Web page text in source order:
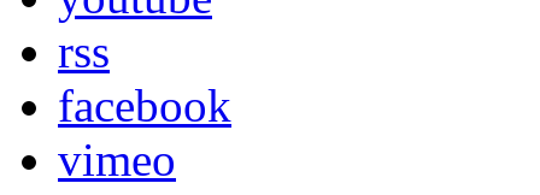
rss
facebook
vimeo